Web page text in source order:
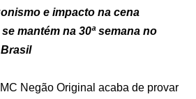
e impacto na cena
mantém na 30ª semana no
Negão Original acaba de provar